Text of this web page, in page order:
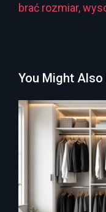
brać rozmiar,
You Might Also